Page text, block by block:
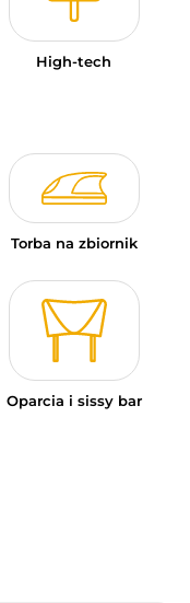
High-tech
Torba na zbiornik
Oparcia i sissy bar